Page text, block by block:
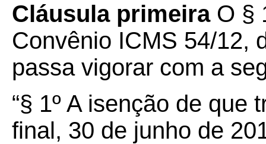
Cláusula primeiraO §
Convênio ICMS 54/12,
passa vigorar com a
“§ 1º A isenção de que
final, 30 de junho de